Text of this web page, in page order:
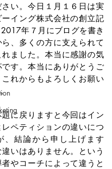
い。今日１月１６日は実
イング株式会社の創立記
年７月にブログを書き
、多くの方に支えられて
れました。本当に感謝の気
す。本当にありがとうご
れからもよろしくお願い
に戻りますと今回はイン
ペティションの違いにつ
、結論から申し上げます
いはありません。という
やコーチによって違うと